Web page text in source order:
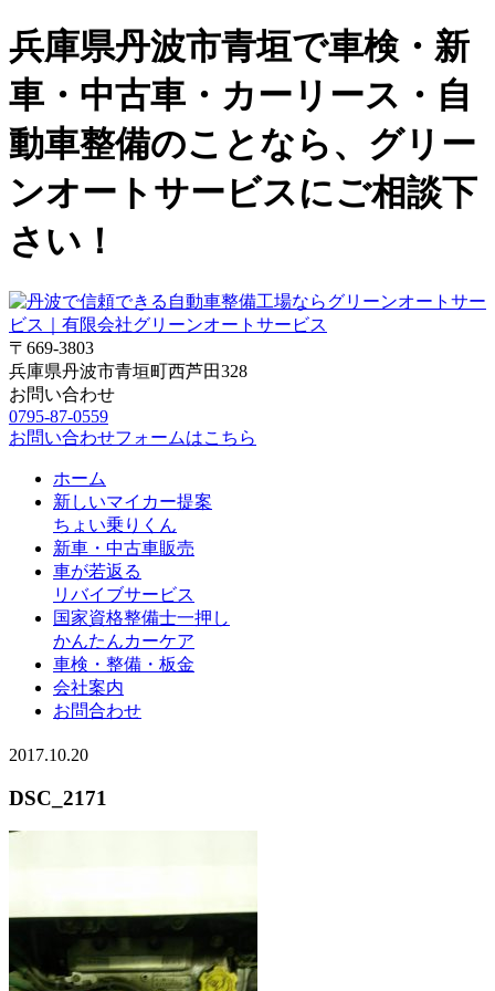
兵庫県丹波市青垣で車検・新
車・中古車・カーリース・自
動車整備のことなら、グリー
ンオートサービスにご相談下
さい！
〒669-3803
兵庫県丹波市青垣町西芦田328
お問い合わせ
0795-87-0559
お問い合わせフォームはこちら
ホーム
新しいマイカー提案
ちょい乗りくん
新車・中古車販売
車が若返る
リバイブサービス
国家資格整備士一押し
かんたんカーケア
車検・整備・板金
会社案内
お問合わせ
2017.10.20
DSC_2171